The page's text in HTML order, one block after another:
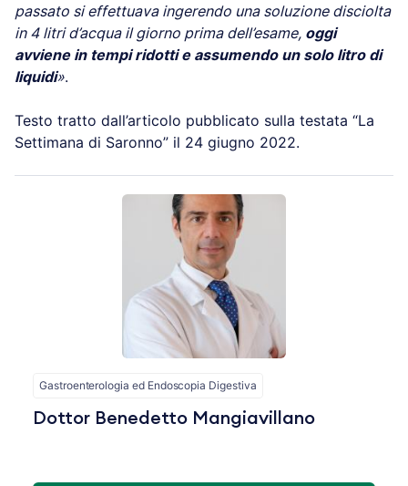
passato si effettuava ingerendo una soluzione disciolta
in 4 litri d’acqua il giorno prima dell’esame, oggi
avviene in tempi ridotti e assumendo un solo litro di
liquidi».
Testo tratto dall’articolo pubblicato sulla testata “La
Settimana di Saronno” il 24 giugno 2022.
Gastroenterologia ed Endoscopia Digestiva
Dottor Benedetto Mangiavillano